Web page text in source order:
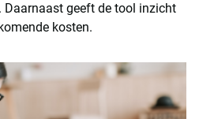
Daarnaast geeft de tool inzicht
kosten.